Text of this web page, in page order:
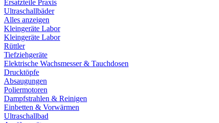
Ersatzteile Praxis
Ultraschallbäder
Alles anzeigen
Kleingeräte Labor
Kleingeräte Labor
Rüttler
Tiefziehgeräte
Elektrische Wachsmesser & Tauchdosen
Drucktöpfe
Absaugungen
Poliermotoren
Dampfstrahlen & Reinigen
Einbetten & Vorwärmen
Ultraschallbad